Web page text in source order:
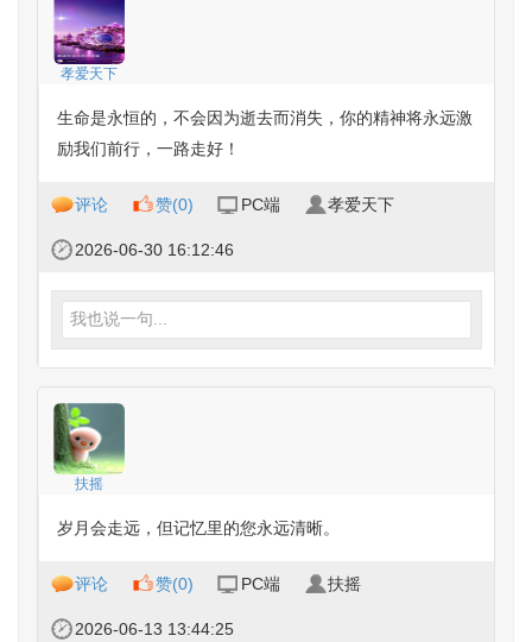
孝爱天下
生命是永恒的，不会因为逝去而消失，你的精神将永远激
励我们前行，一路走好！
评论 赞(0) PC端 孝爱天下
2026-06-30 16:12:46
我也说一句...
扶摇
岁月会走远，但记忆里的您永远清晰。
评论 赞(0) PC端 扶摇
2026-06-13 13:44:25